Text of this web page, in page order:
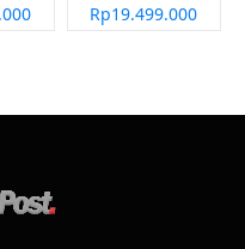
Rp19.499.000